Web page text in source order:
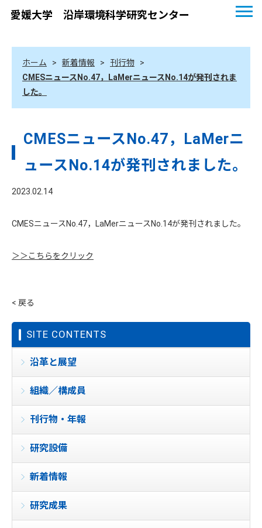
愛媛大学 沿岸環境科学研究センター
ホーム > 新着情報 > 刊行物
>
CMESニュースNo.47，LaMerニュースNo.14が発刊されま
した。
CMESニュースNo.47，LaMerニ
ュースNo.14が発刊されました。
2023.02.14
CMESニュースNo.47，LaMerニュースNo.14が発刊されました。
＞＞こちらをクリック
< 戻る
SITE CONTENTS
沿革と展望
組織／構成員
刊行物・年報
研究設備
新着情報
研究成果